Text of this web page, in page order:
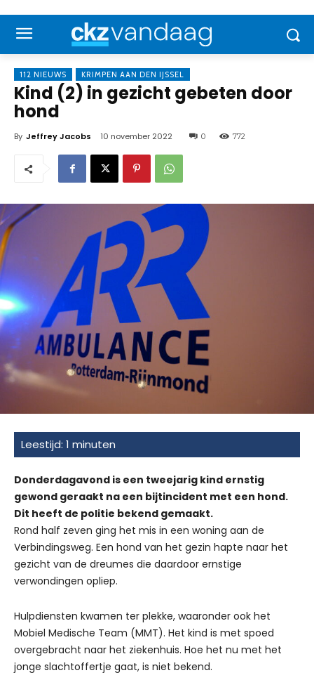
112 NIEUWS KRIMPEN AAN DEN IJSSEL
Kind (2) in gezicht gebeten door
hond
By Jeffrey Jacobs 10 november 2022 0 772
Donderdagavond is een tweejarig kind ernstig
gewond geraakt na een bijtincident met een hond.
Dit heeft de politie bekend gemaakt.
Rond half zeven ging het mis in een woning aan de
Verbindingsweg. Een hond van het gezin hapte naar het
gezicht van de dreumes die daardoor ernstige
verwondingen opliep.
Hulpdiensten kwamen ter plekke, waaronder ook het
Mobiel Medische Team (MMT). Het kind is met spoed
overgebracht naar het ziekenhuis. Hoe het nu met het
jonge slachtoffertje gaat, is niet bekend.